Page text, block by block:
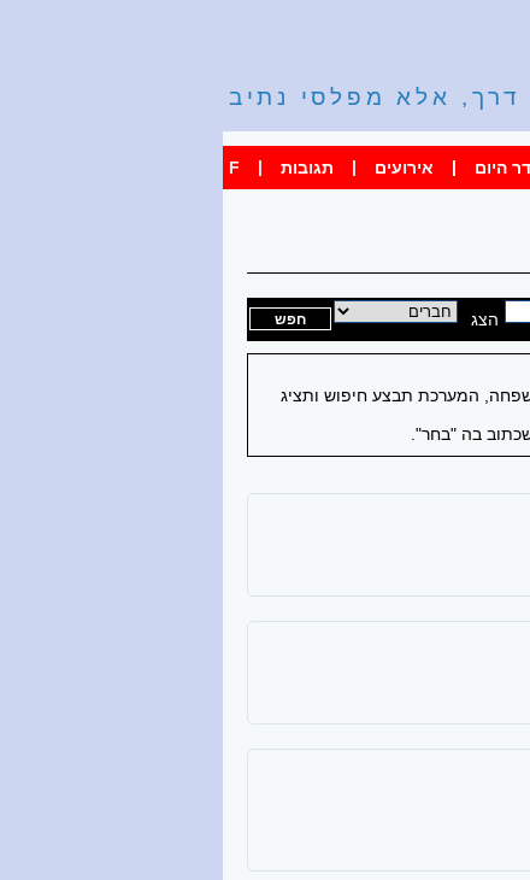
דרך, אלא מפלסי נתיב
היום | אירועים | תגובות |
F
הצג
המערכת תבצע חיפוש ותציג
בה "בחר".